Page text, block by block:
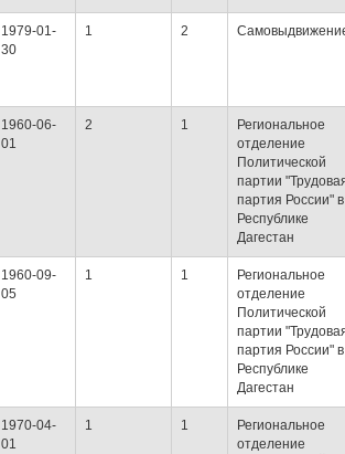
1979-01-
30
1 2
1960-06-
01
2 1
Региональное
отделение
Политической
партии
партия России" в
Республике
Дагестан
1960-09-
05
1 1
Региональное
отделение
Политической
партии
партия России" в
Республике
Дагестан
1970-04-
01
1 1
Региональное
отделение